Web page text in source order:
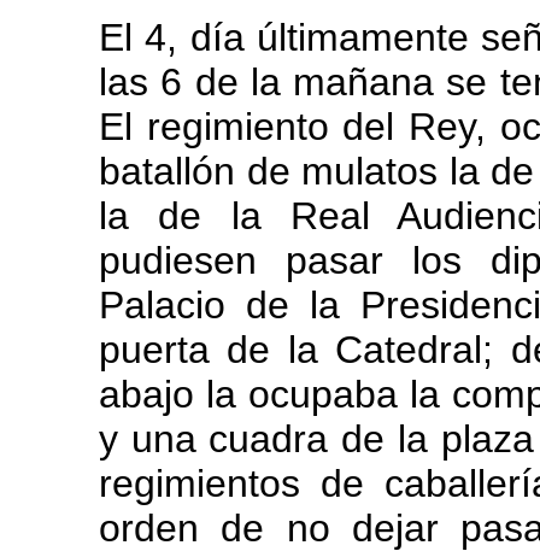
El 4, día últimamente
las 6 de la mañana se
El regimiento del Rey,
batallón de mulatos la
la de la Real
pudiesen pasar los
Palacio de la
puerta de la Catedral;
abajo la ocupaba la
y una cuadra de la
regimientos de
orden de no dejar